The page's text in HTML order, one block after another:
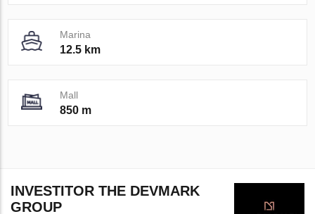
Marina
12.5 km
Mall
850 m
INVESTITOR THE DEVMARK
GROUP